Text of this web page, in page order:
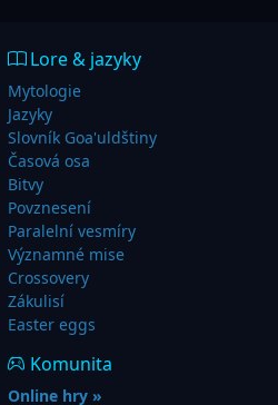
Lore & jazyky
Mytologie
Jazyky
Slovník Goa'uldštiny
Časová osa
Bitvy
Povznesení
Paralelní vesmíry
Významné mise
Crossovery
Zákulisí
Easter eggs
Komunita
Online hry »